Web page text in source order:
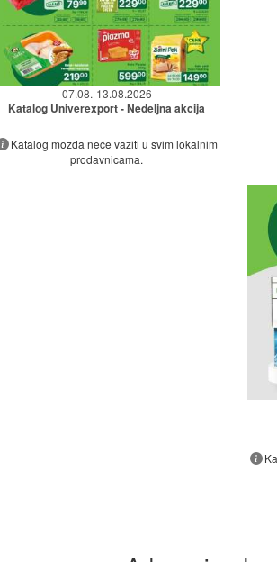
07.08.-13.08.2026
Katalog Univerexport - Nedeljna akcija
Katalog možda neće važiti u svim lokalnim
prodavnicama.